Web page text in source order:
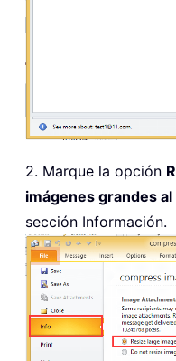
2. Marque la opción
imágenes grandes
sección Información.